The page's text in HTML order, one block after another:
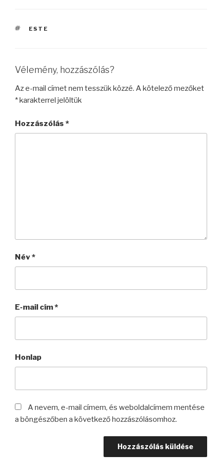
CÍMKÉK
ESTE
Vélemény, hozzászólás?
Az e-mail címet nem tesszük közzé. A kötelező mezőket
*karakterrel jelöltük
Hozzászólás *
Név*
E-mail cím*
Honlap
A nevem, e-mail címem, és weboldalcímem mentése
a böngészőben a következő hozzászólásomhoz.